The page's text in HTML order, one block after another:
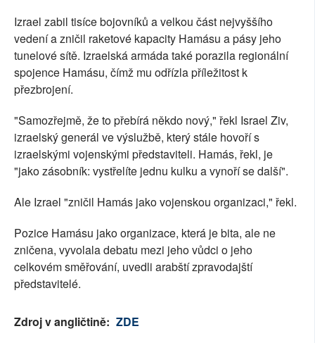
Izrael zabil tisíce bojovníků a velkou část nejvyššího
vedení a zničil raketové kapacity Hamásu a pásy jeho
tunelové sítě. Izraelská armáda také porazila regionální
spojence Hamásu, čímž mu odřízla příležitost k
přezbrojení.
"Samozřejmě, že to přebírá někdo nový," řekl Israel Ziv,
izraelský generál ve výslužbě, který stále hovoří s
izraelskými vojenskými představiteli. Hamás, řekl, je
"jako zásobník: vystřelíte jednu kulku a vynoří se další".
Ale Izrael "zničil Hamás jako vojenskou organizaci," řekl.
Pozice Hamásu jako organizace, která je bita, ale ne
zničena, vyvolala debatu mezi jeho vůdci o jeho
celkovém směřování, uvedli arabští zpravodajští
představitelé.
Zdroj v angličtině: ZDE